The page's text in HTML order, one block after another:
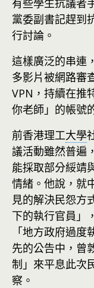
有些學生抗議者
黨委副書記趕到
行討論。
這樣廣泛的串連
多影片被網路審
VPN，持續在推
你老師」的帳號
前香港理工大學
議活動雖然普遍
能採取部分綏靖
情緒。他說，就
見的解決民怨方
下的執行官員」
「地方政府過
先的公告中，曾
制」來平息此次
察。